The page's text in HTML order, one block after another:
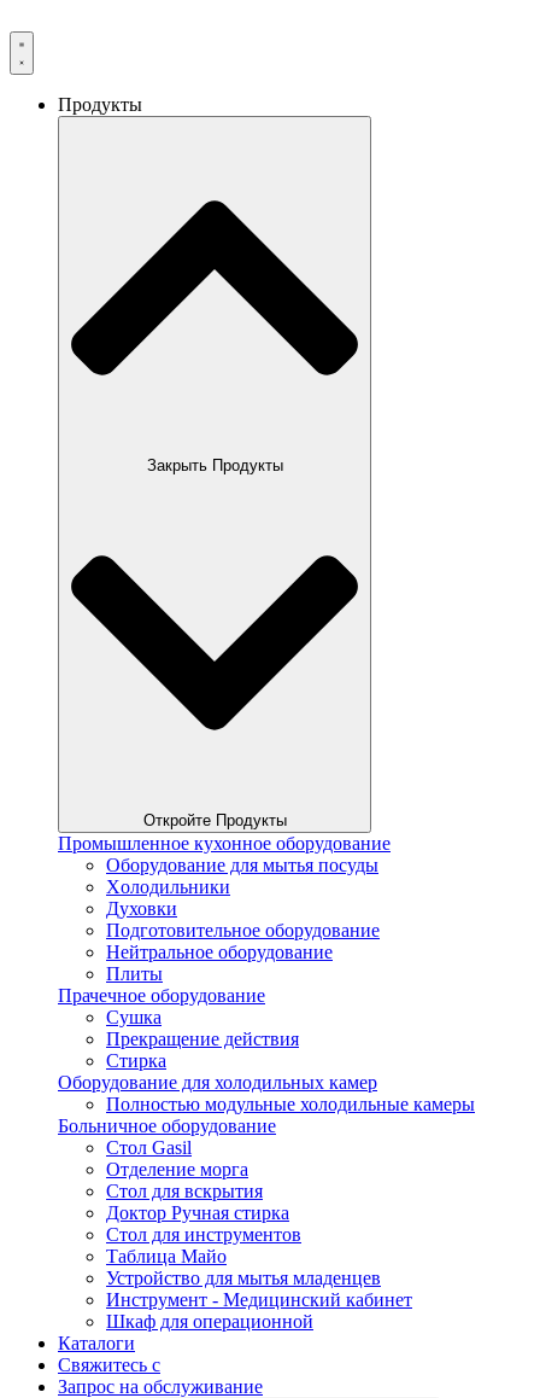
Продукты
Закрыть Продукты
Откройте Продукты
Промышленное кухонное оборудование
Оборудование для мытья посуды
Xолодильники
Духовки
Подготовительное оборудование
Нейтральное оборудование
Плиты
Прачечное оборудование
Сушка
Прекращение действия
Стирка
Оборудование для холодильных камер
Полностью модульные холодильные камеры
Больничное оборудование
Стол Gasil
Отделение морга
Стол для вскрытия
Доктор Ручная стирка
Стол для инструментов
Таблица Майо
Устройство для мытья младенцев
Инструмент - Медицинский кабинет
Шкаф для операционной
Каталоги
Свяжитесь с
Запрос на обслуживание